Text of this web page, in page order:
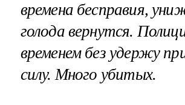
времена бесправия,
голода вернутся.
временем без удержу
силу. Много убитых.